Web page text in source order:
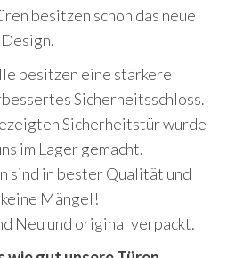
besitzen schon das neue
Design.
besitzen eine stärkere
Sicherheitsschloss.
Sicherheitstür wurde
im Lager gemacht.
sind in bester Qualität und
Mängel!
Neu und original verpackt.